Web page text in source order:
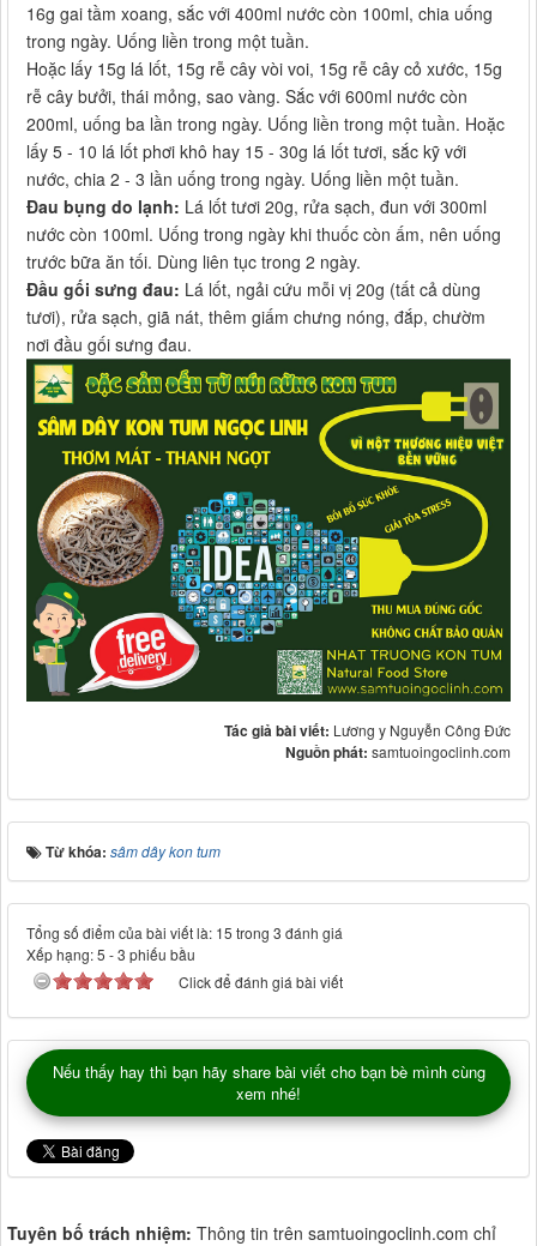
16g gai tầm xoang, sắc với 400ml nước còn 100ml, chia uống
trong ngày. Uống liền trong một tuần.
Hoặc lấy 15g lá lốt, 15g rễ cây vòi voi, 15g rễ cây cỏ xước, 15g
rễ cây bưởi, thái mỏng, sao vàng. Sắc với 600ml nước còn
200ml, uống ba lần trong ngày. Uống liền trong một tuần. Hoặc
lấy 5 - 10 lá lốt phơi khô hay 15 - 30g lá lốt tươi, sắc kỹ với
nước, chia 2 - 3 lần uống trong ngày. Uống liền một tuần.
Đau bụng do lạnh: Lá lốt tươi 20g, rửa sạch, đun với 300ml
nước còn 100ml. Uống trong ngày khi thuốc còn ấm, nên uống
trước bữa ăn tối. Dùng liên tục trong 2 ngày.
Đầu gối sưng đau: Lá lốt, ngải cứu mỗi vị 20g (tất cả dùng
tươi), rửa sạch, giã nát, thêm giấm chưng nóng, đắp, chườm
nơi đầu gối sưng đau.
Tác giả bài viết: Lương y Nguyễn Công Đức
Nguồn phát: samtuoingoclinh.com
Từ khóa: sâm dây kon tum
Tổng số điểm của bài viết là: 15 trong 3 đánh giá
Xếp hạng:5 -3 phiếu bầu
Click để đánh giá bài viết
Nếu thấy hay thì bạn hãy share bài viết cho bạn bè mình cùng
xem nhé!
Tuyên bố trách nhiệm: Thông tin trên samtuoingoclinh.com chỉ